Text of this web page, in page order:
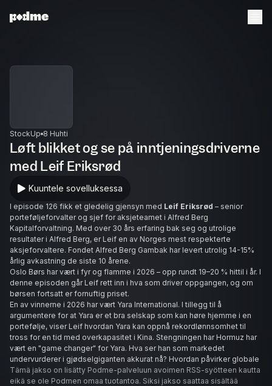
StockUp 8 Huhti
Løft blikket og se på inntjeningsdriverne
med Leif Eriksrød
Kuuntele sovelluksessa
I episode 126 fikk et gledelig gjensyn med Leif Eriksrød – senior
porteføljeforvalter og sjef for aksjeteamet i Alfred Berg
Kapitalforvaltning. Med over 30 års erfaring bak seg og utrolige
resultater i Alfred Berg, er Leif en av Norges mest respekterte
aksjeforvaltere. Fondet Alfred Berg Gambak har levert utrolig 14-15%
årlig avkastning de siste 10 årene.
Oslo Børs har vært i fyr og flamme i 2026 – opp rundt 19–20 % hittil i år. I
denne episoden går Leif rett inn i hva som driver oppgangen, og om
børsen fortsatt er fornuftig priset.
En av vinnerne i 2026 har vært Yara International. I tillegg til å
argumentere for at Yara er et bra selskap som kan høre hjemme i en
portefølje, viser Leif hvordan Yara kan oppnå rekordlønnsomhet til
tross for en tid med overkapasitet i Kina. Stengningen har Hormuz har
vært en "game changer" for Yara. Hva ser han som markedet
undervurderer i gjødselgiganten akkurat nå? Hvordan påvirker globale
råvarepriser, handelspolitikk og matvaresikkerhet Yara – og hele
gjødselsektoren – i 2026?
Tämä jakso on lisätty Podme-palveluun avoimen RSS-syötteen kautta
eikä se ole Podmen omaa tuotantoa. Siksi jakso saattaa sisältää